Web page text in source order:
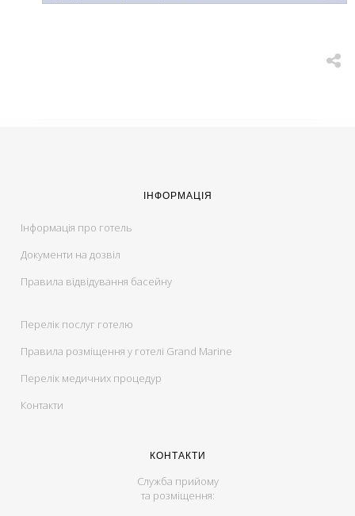
ІНФОРМАЦІЯ
Інформація про готель
Документи на дозвіл
Правила відвідування басейну
Перелік послуг готелю
Правила розміщення у готелі Grand Marine
Перелік медичних процедур
Контакти
КОНТАКТИ
Служба прийому
та розміщення: